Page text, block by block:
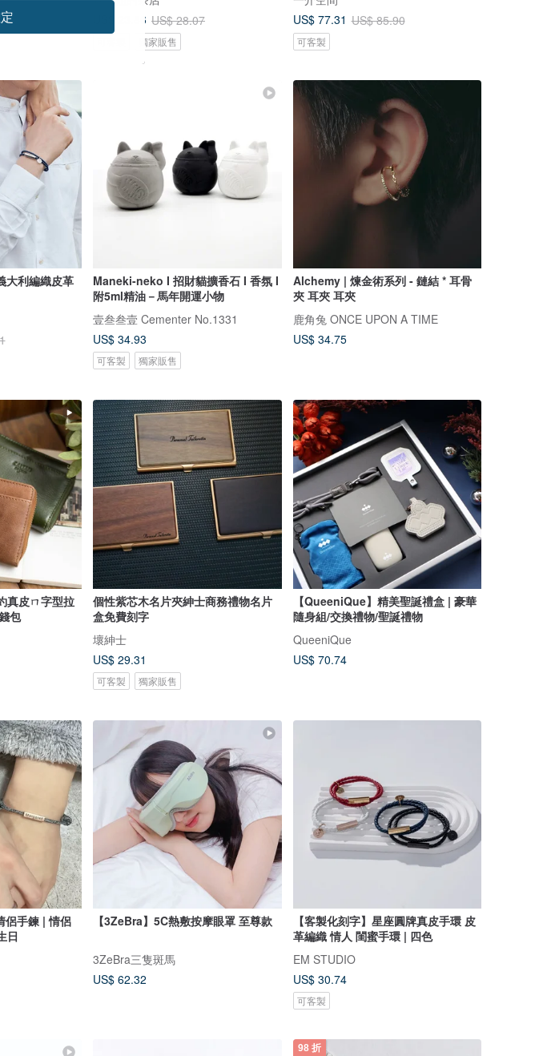
US$ 23.86 US$ 28.07
獨家販售
US$ 77.31 US$ 85.90
可客製
大利編織皮革
Maneki-neko I 招財貓擴香石 I 香氛 I
附5ml精油－馬年開運小物
壹叁叁壹 Cementer No.1331
US$ 34.93
可客製 獨家販售
Alchemy | 煉金術系列 - 鏈結 * 耳骨
夾 耳夾 耳夾
鹿角兔 ONCE UPON A TIME
US$ 34.75
真皮ㄇ字型拉
包
個性紫芯木名片夾紳士商務禮物名片
盒免費刻字
壞紳士
US$ 29.31
可客製 獨家販售
【QueeniQue】精美聖誕禮盒 | 豪華
隨身組/交換禮物/聖誕禮物
QueeniQue
US$ 70.74
侶手鍊 | 情侶
日
【3ZeBra】5C熱敷按摩眼罩 至尊款
3ZeBra三隻斑馬
US$ 62.32
【客製化刻字】星座圓牌真皮手環 皮
革編織 情人 閨蜜手環 | 四色
EM STUDIO
US$ 30.74
可客製
98 折